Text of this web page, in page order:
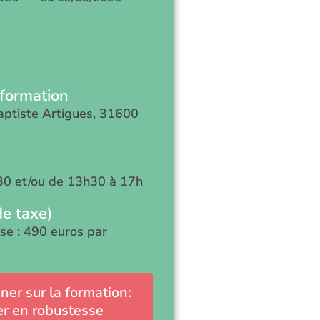
Artigues, 31600
et/ou de 13h30 à 17h
taxe)
: 490 euros par
sur la formation:
en robustesse